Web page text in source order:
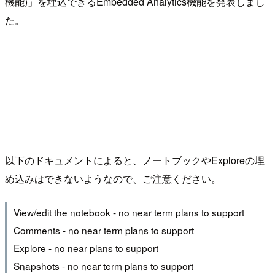
た。
以下のドキュメントによると、ノートブックやExploreの埋
め込みはできないようなので、ご注意ください。
View/edit the notebook - no near term plans to support
Comments - no near term plans to support
Explore - no near plans to support
Snapshots - no near term plans to support